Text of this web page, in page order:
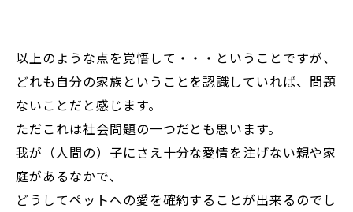
以上のような点を覚悟して・・・ということですが、
どれも自分の家族ということを認識していれば、問題
ないことだと感じます。
ただこれは社会問題の一つだとも思います。
我が（人間の）子にさえ十分な愛情を注げない親や家
庭があるなかで、
どうしてペットへの愛を確約することが出来るのでし